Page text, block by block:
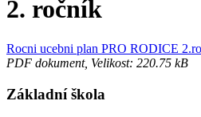
2. ročník
Rocni ucebni plan PRO RODICE
PDF dokument, Velikost: 220.75 kB
Základní škola